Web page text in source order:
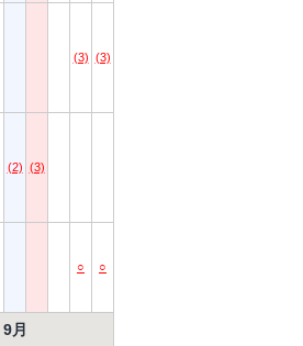
(3) (3)
(2) (3)
○ ○
9月